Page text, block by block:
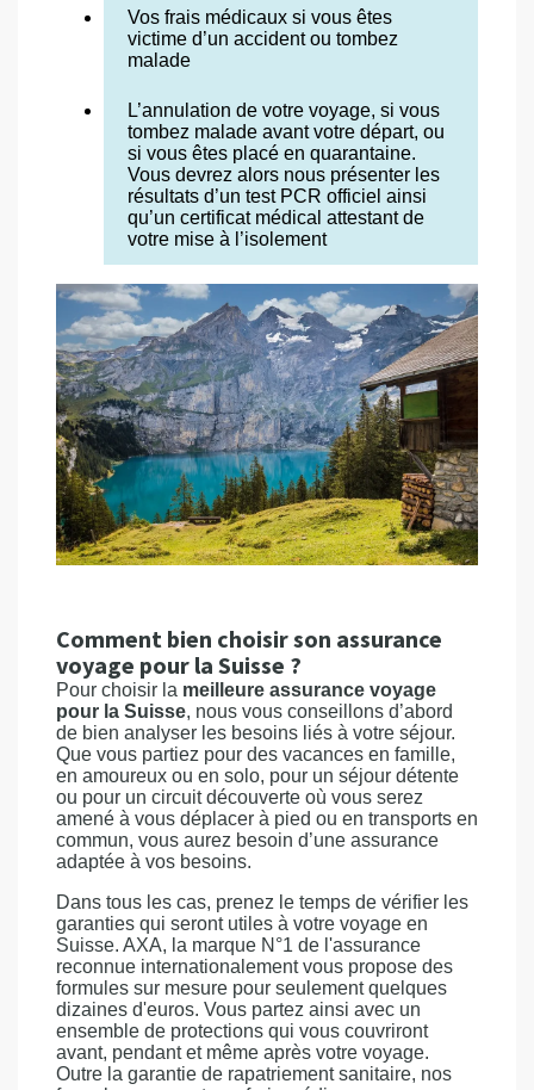
Vos frais médicaux si vous êtes
victime d’un accident ou tombez
malade
L’annulation de votre voyage, si vous
tombez malade avant votre départ, ou
si vous êtes placé en quarantaine.
Vous devrez alors nous présenter les
résultats d’un test PCR officiel ainsi
qu’un certificat médical attestant de
votre mise à l’isolement
Comment bien choisir son assurance
voyage pour la Suisse ?
Pour choisir la meilleure assurance voyage
pour la Suisse, nous vous conseillons d’abord
de bien analyser les besoins liés à votre séjour.
Que vous partiez pour des vacances en famille,
en amoureux ou en solo, pour un séjour détente
ou pour un circuit découverte où vous serez
amené à vous déplacer à pied ou en transports en
commun, vous aurez besoin d’une assurance
adaptée à vos besoins.
Dans tous les cas, prenez le temps de vérifier les
garanties qui seront utiles à votre voyage en
Suisse. AXA, la marque N°1 de l'assurance
reconnue internationalement vous propose des
formules sur mesure pour seulement quelques
dizaines d'euros. Vous partez ainsi avec un
ensemble de protections qui vous couvriront
avant, pendant et même après votre voyage.
Outre la garantie de rapatriement sanitaire, nos